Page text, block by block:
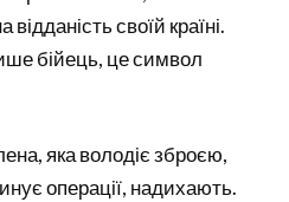
своїй країні.
бійець, це символ
яка володіє зброєю,
операції, надихають.